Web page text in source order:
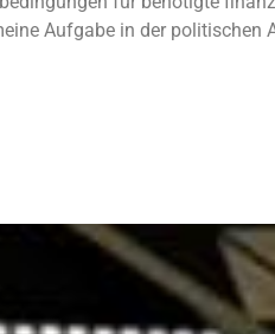
Aufgabe in der politischen